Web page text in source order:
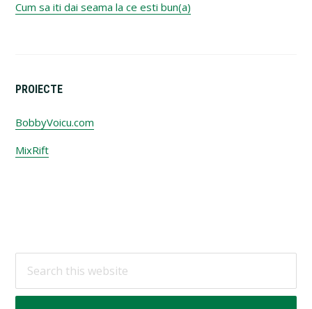
Cum sa iti dai seama la ce esti bun(a)
PROIECTE
BobbyVoicu.com
MixRift
Footer
this
website